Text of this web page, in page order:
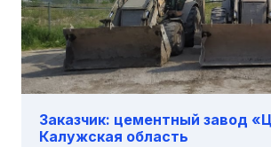
Заказчик: цементный завод
Калужская область